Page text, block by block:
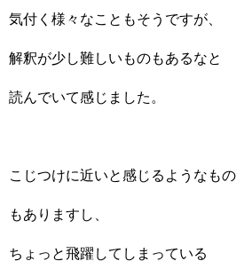
気付く様々なこともそうですが、
解釈が少し難しいものもあるなと
読んでいて感じました。
こじつけに近いと感じるようなもの
もありますし、
ちょっと飛躍してしまっている